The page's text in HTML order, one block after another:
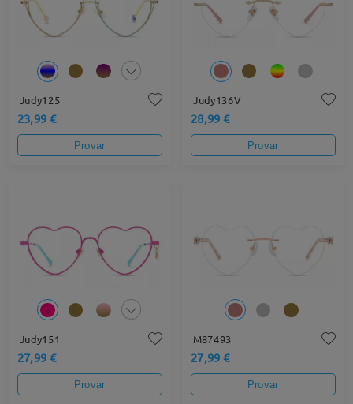
Judy125
23,99 €
Provar
Judy136V
28,99 €
Provar
Judy151
27,99 €
Provar
M87493
27,99 €
Provar